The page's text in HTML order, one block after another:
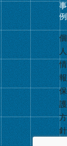
事
例
ク
個
人
情
報
保
護
方
針